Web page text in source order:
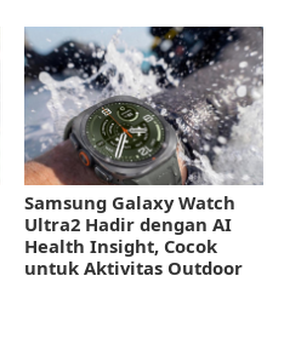
Samsung Galaxy Watch
Ultra2 Hadir dengan AI
Health Insight, Cocok
untuk Aktivitas Outdoor